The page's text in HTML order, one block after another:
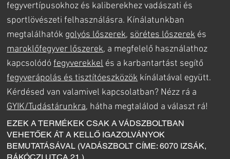
fegyvertípusokhoz és kaliberekhez vadászati és
sportlövészeti felhasználásra. Kínálatunkban
megtalálhatók golyós lőszerek, sörétes lőszerek és
maroklőfegyver lőszerek, a megfelelő használathoz
kapcsolódófegyverekkel és a karbantartást segítő
fegyverápolás és tisztítóeszközök kínálatával együtt.
Kérdésed van valamivel kapcsolatban? Nézz rá a
GYIK/Tudástárunkra, hátha megtalálod a választ rá!
EZEK A TERMÉKEK CSAK A VÁDSZBOLTBAN
VEHETŐEK ÁT A KELLŐ IGAZOLVÁNYOK
BEMUTATÁSÁVAL (VADÁSZBOLT CÍME: 6070 IZSÁK,